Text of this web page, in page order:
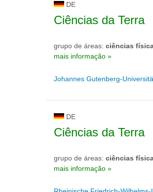
DE
Ciências da Terra
grupo de áreas: ciências
mais informação »
Johannes Gutenberg-
DE
Ciências da Terra
grupo de áreas: ciências
mais informação »